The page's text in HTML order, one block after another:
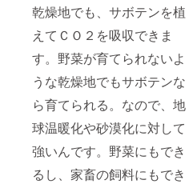
乾燥地でも、サボテンを植
えてＣＯ２を吸収できま
す。野菜が育てられないよ
うな乾燥地でもサボテンな
ら育てられる。なので、地
球温暖化や砂漠化に対して
強いんです。野菜にもでき
るし、家畜の飼料にもでき